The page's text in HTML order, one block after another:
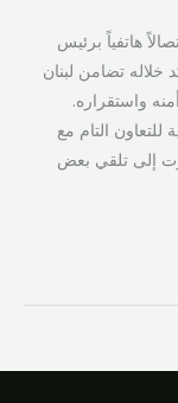
هاتفياً برئيس
خلاله تضامن لبنان
واستقراره.
التام مع
إلى تلقي بعض